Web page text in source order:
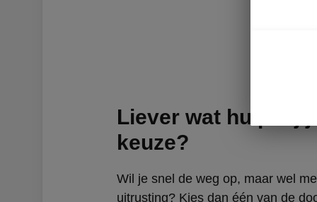
Liever wat hulp bij
keuze?
Wil je snel de weg op, maar wel
uitrusting? Kies dan één van de